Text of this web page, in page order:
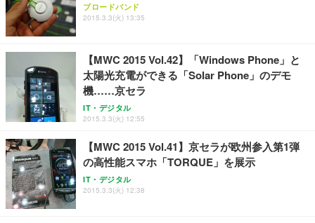
ブロードバンド
2015.3.3(火) 13:35
【MWC 2015 Vol.42】「Windows Phone」と
太陽光充電ができる「Solar Phone」のデモ
機……京セラ
IT・デジタル
2015.3.3(火) 12:55
【MWC 2015 Vol.41】京セラが欧州参入第1弾
の高性能スマホ「TORQUE」を展示
IT・デジタル
2015.3.3(火) 12:38